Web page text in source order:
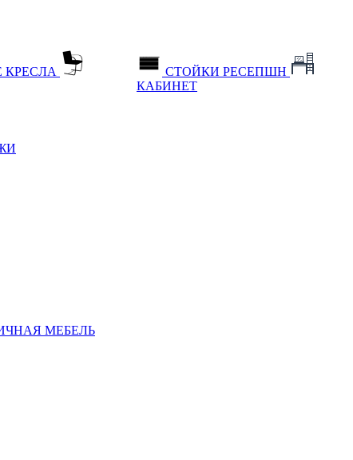
СТОЙКИ РЕСЕПШН
КАБИНЕТ
МЕБЕЛЬ